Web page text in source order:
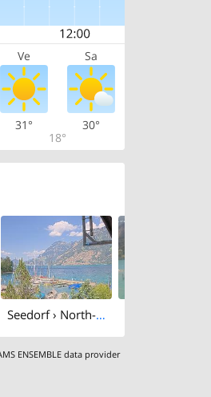
Ve Sa
31°
18°
30°
Seedorf › North-east: SWISS SAILING ACADEMY - Teddybären Höhle - Alte Axenstrasse - Lake Lucerne
ENSEMBLE data provider